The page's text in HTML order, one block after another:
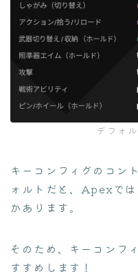
デフォ
キーコンフィグのコン
ォルトだと、Apexで
かあります。
そのため、キーコンフ
すすめします！